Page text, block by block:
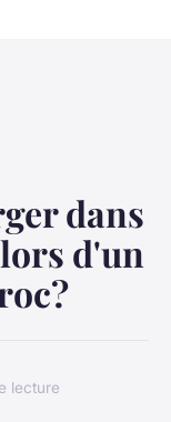
dans
d'un
lecture